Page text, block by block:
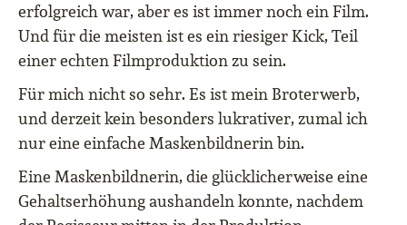
erfolgreich war, aber es ist immer noch ein Film.
Und für die meisten ist es ein riesiger Kick, Teil
einer echten Filmproduktion zu sein.
Für mich nicht so sehr. Es ist mein Broterwerb,
und derzeit kein besonders lukrativer, zumal ich
nur eine einfache Maskenbildnerin bin.
Eine Maskenbildnerin, die glücklicherweise eine
Gehaltserhöhung aushandeln konnte, nachdem